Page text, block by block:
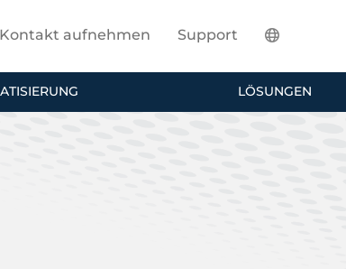
LÖSUNGEN
aufnehmen Support